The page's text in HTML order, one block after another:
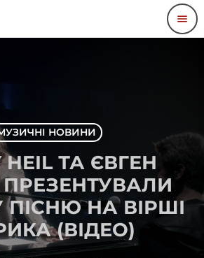
menu
НОВИНИ
HEIL ТА ЄВГЕН
ПІСНЮ НА ВІРШІ
(ВІДЕО)